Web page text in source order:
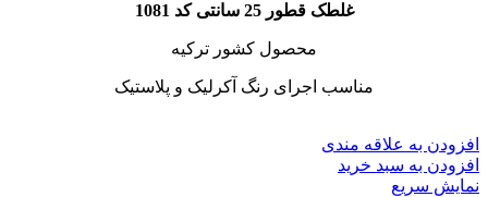
غلطک قطور 25 سانتی کد 1081
محصول کشور ترکیه
مناسب اجرای رنگ آکرلیک و پلاستیک
افزودن به علاقه مندی
افزودن به سبد خرید
نمایش سریع